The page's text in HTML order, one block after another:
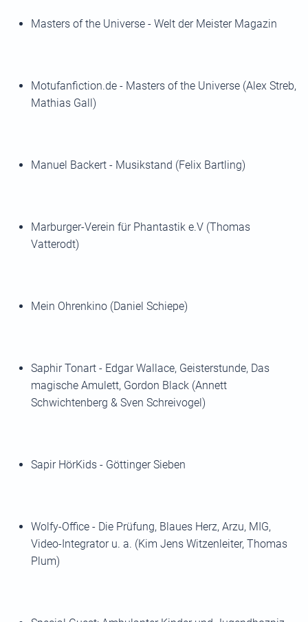
Masters of the Universe - Welt der Meister Magazin
Motufanfiction.de - Masters of the Universe (Alex Streb,
Mathias Gall)
Manuel Backert - Musikstand (Felix Bartling)
Marburger-Verein für Phantastik e.V (Thomas
Vatterodt)
Mein Ohrenkino (Daniel Schiepe)
Saphir Tonart - Edgar Wallace, Geisterstunde, Das
magische Amulett, Gordon Black (Annett
Schwichtenberg & Sven Schreivogel)
Sapir HörKids - Göttinger Sieben
Wolfy-Office - Die Prüfung, Blaues Herz, Arzu, MIG,
Video-Integrator u. a. (Kim Jens Witzenleiter, Thomas
Plum)